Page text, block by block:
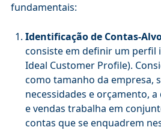
fundamentais:
Identificação de Contas-
consiste em definir um perfil
Ideal Customer Profile).
como tamanho da empresa,
necessidades e orçamento,
e vendas trabalha em
contas que se enquadrem